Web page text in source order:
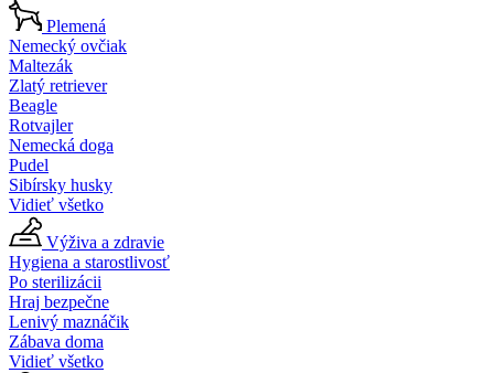
Plemená
Nemecký ovčiak
Maltezák
Zlatý retriever
Beagle
Rotvajler
Nemecká doga
Pudel
Sibírsky husky
Vidieť všetko
Výživa a zdravie
Hygiena a starostlivosť
Po sterilizácii
Hraj bezpečne
Lenivý maznáčik
Zábava doma
Vidieť všetko